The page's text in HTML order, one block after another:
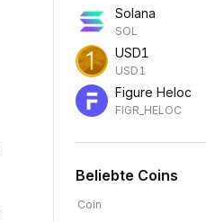
Solana
SOL
USD1
USD1
Figure Heloc
FIGR_HELOC
Beliebte Coins
Coin